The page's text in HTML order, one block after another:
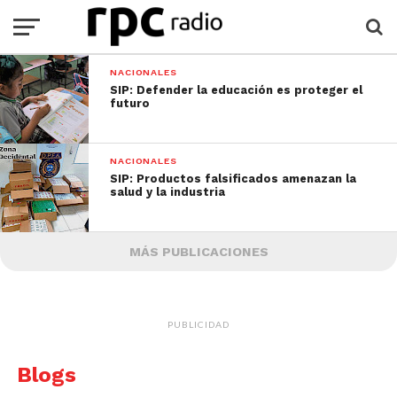
NACIONALES
SIP: Defender la educación es proteger el
futuro
NACIONALES
SIP: Productos falsificados amenazan la
salud y la industria
MÁS PUBLICACIONES
PUBLICIDAD
Blogs